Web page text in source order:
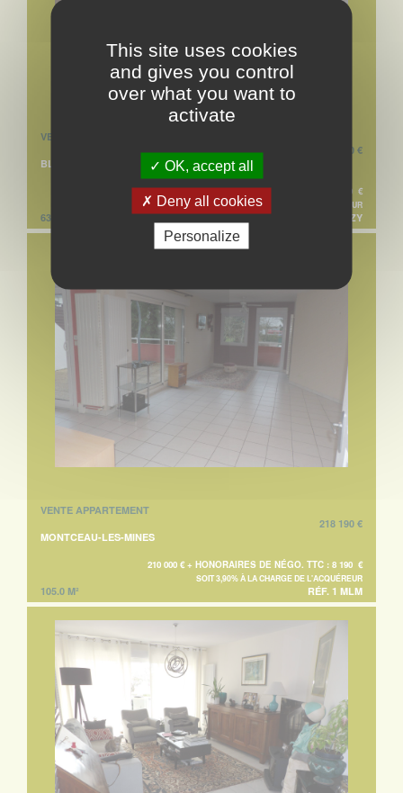
VENTE APPARTEMENT
65 720 €
BLANZY
62 000 € + HONORAIRES DE NÉGO. TTC : 3 720 €
SOIT 6% À LA CHARGE DE L'ACQUÉREUR
63.0 M² RÉF. 1 BLANZY
VENTE APPARTEMENT
218 190 €
MONTCEAU-LES-MINES
210 000 € + HONORAIRES DE NÉGO. TTC : 8 190 €
SOIT 3,90% À LA CHARGE DE L'ACQUÉREUR
105.0 M² RÉF. 1 MLM
This site uses cookies
and gives you control
over what you want to
activate
OK, accept all
Deny all cookies
Personalize